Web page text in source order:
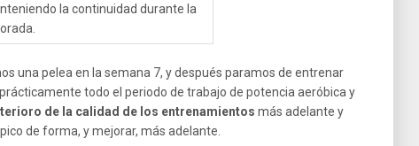
la continuidad durante la
una pelea en la semana 7, y después paramos de entrenar
todo el periodo de trabajo de potencia aeróbica y
de la calidad de los entrenamientos más adelante y
de forma, y mejorar, más adelante.